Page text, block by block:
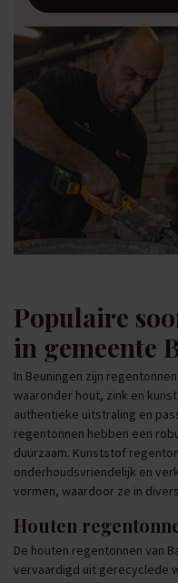
Populaire
in gemeente
In Beuningen zijn
waaronder hout, zink en
authentieke uitstraling en
regentonnen hebben een
duurzaam. Kunststof
onderhoudsvriendelijk en
vormen, waardoor ze in
Houten
De houten regentonnen van
vervaardigd uit gerecyclede